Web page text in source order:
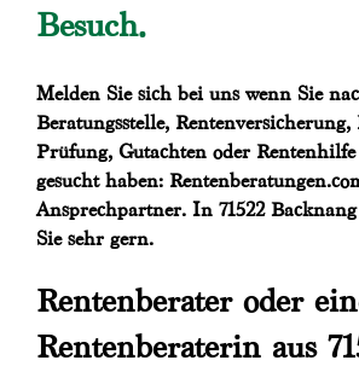
Besuch.
Melden Sie sich bei uns wenn Sie
Beratungsstelle, Rentenversicherung,
Prüfung, Gutachten oder
gesucht haben:
Ansprechpartner. In 71522
Sie sehr gern.
Rentenberater oder
Rentenberaterin aus